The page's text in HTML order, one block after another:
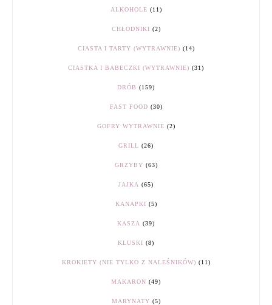
ALKOHOLE (11)
CHŁODNIKI (2)
CIASTA I TARTY (WYTRAWNIE) (14)
CIASTKA I BABECZKI (WYTRAWNIE) (31)
DRÓB (159)
FAST FOOD (30)
GOFRY WYTRAWNIE (2)
GRILL (26)
GRZYBY (63)
JAJKA (65)
KANAPKI (5)
KASZA (39)
KLUSKI (8)
KROKIETY (NIE TYLKO Z NALEŚNIKÓW) (11)
MAKARON (49)
MARYNATY (5)